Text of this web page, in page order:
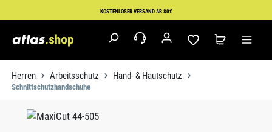
Zum Hauptinhalt springenKOSTENLOSER VERSAND AB 80€
Herren Arbeitsschutz Hand- & Hautschutz
Schnittschutzhandschuhe
Bildergalerie überspringen